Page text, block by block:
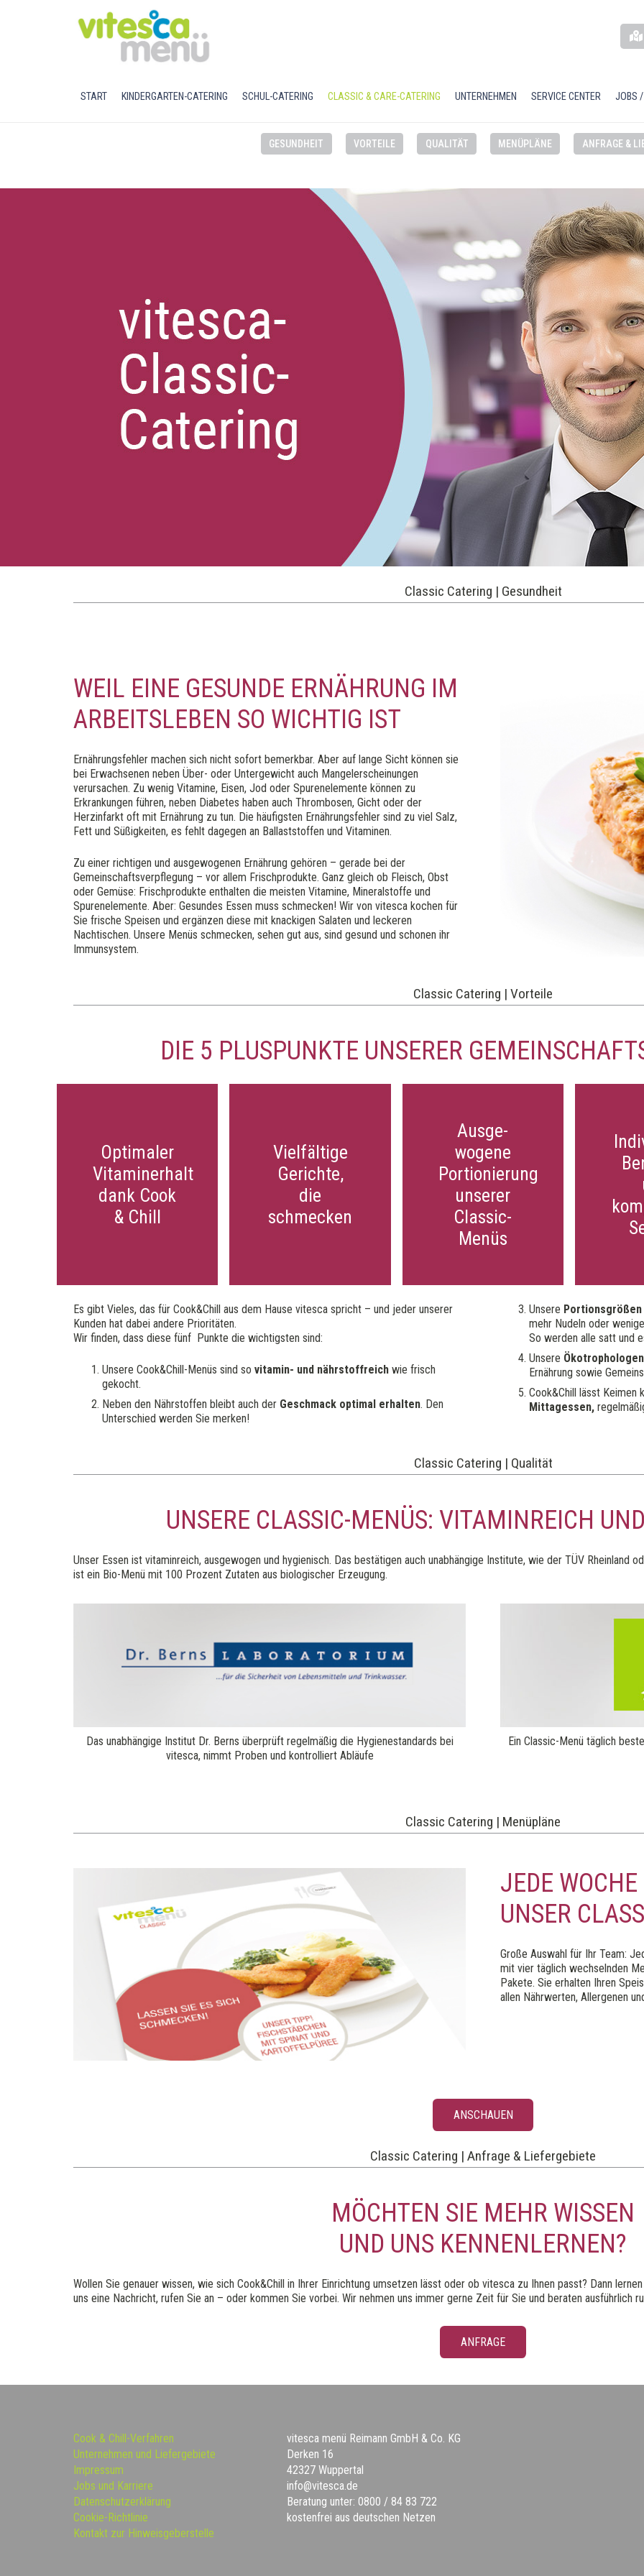
START KINDERGARTEN-CATERING SCHUL-CATERING CLASSIC & CARE-CATERING UNTERNEHMEN SERVICE CENTER JOBS /
GESUNDHEIT VORTEILE QUALITÄT MENÜPLÄNE ANFRAGE &
Classic Catering | Gesundheit
WEIL EINE GESUNDE ERNÄHRUNG IM
ARBEITSLEBEN SO WICHTIG IST
Ernährungsfehler machen sich nicht sofort bemerkbar. Aber auf lange Sicht können sie
bei Erwachsenen neben Über- oder Untergewicht auch Mangelerscheinungen
verursachen. Zu wenig Vitamine, Eisen, Jod oder Spurenelemente können zu
Erkrankungen führen, neben Diabetes haben auch Thrombosen, Gicht oder der
Herzinfarkt oft mit Ernährung zu tun. Die häufigsten Ernährungsfehler sind zu viel Salz,
Fett und Süßigkeiten, es fehlt dagegen an Ballaststoffen und Vitaminen.
Zu einer richtigen und ausgewogenen Ernährung gehören – gerade bei der
Gemeinschaftsverpflegung – vor allem Frischprodukte. Ganz gleich ob Fleisch, Obst
oder Gemüse: Frischprodukte enthalten die meisten Vitamine, Mineralstoffe und
Spurenelemente. Aber: Gesundes Essen muss schmecken! Wir von vitesca kochen für
Sie frische Speisen und ergänzen diese mit knackigen Salaten und leckeren
Nachtischen. Unsere Menüs schmecken, sehen gut aus, sind gesund und schonen ihr
Immunsystem.
Classic Catering | Vorteile
DIE 5 PLUSPUNKTE UNSERER
Optimaler
Vitaminerhalt
dank Cook
& Chill
Optimaler
Vitaminerhalt
dank Cook
& Chill
Vielfältige
Gerichte,
die
schmecken
Vielfältige
Gerichte,
die
schmecken
Ausge­
wogene
Portionierung
unserer
Classic-
Menüs
Ausge­
wogene
Portionierung
unserer
Classic-
Menüs
Es gibt Vieles, das für Cook&Chill aus dem Hause vitesca spricht – und jeder unserer
Kunden hat dabei andere Prioritäten.
Wir finden, dass diese fünf Punkte die wichtigsten sind:
Unsere Cook&Chill-Menüs sind so vitamin- und nährstoffreich wie frisch
gekocht.
Neben den Nährstoffen bleibt auch der Geschmack optimal erhalten. Den
Unterschied werden Sie merken!
Unsere Portionsgrößen
mehr Nudeln oder
So werden alle satt und
Unsere
Ernährung sowie
Cook&Chill lässt Keimen
Mittagessen,
Classic Catering | Qualität
UNSERE CLASSIC-MENÜS: VITAMINREICH
Unser Essen ist vitaminreich, ausgewogen und hygienisch. Das bestätigen auch unabhängige Institute, wie der TÜV Rheinland
ist ein Bio-Menü mit 100 Prozent Zutaten aus biologischer Erzeugung.
Das unabhängige Institut Dr. Berns überprüft regelmäßig die Hygienestandards bei
vitesca, nimmt Proben und kontrolliert Abläufe
Ein Classic-Menü täglich
Classic Catering | Menüpläne
JEDE WOCHE
UNSER
Große Auswahl für Ihr Team:
mit vier täglich wechselnden
Pakete. Sie erhalten Ihren
allen Nährwerten, Allergenen
ANSCHAUEN
Classic Catering | Anfrage & Liefergebiete
MÖCHTEN SIE MEHR WISSEN
UND UNS KENNENLERNEN?
Wollen Sie genauer wissen, wie sich Cook&Chill in Ihrer Einrichtung umsetzen lässt oder ob vitesca zu Ihnen passt? Dann
uns eine Nachricht, rufen Sie an – oder kommen Sie vorbei. Wir nehmen uns immer gerne Zeit für Sie und beraten ausführlich
ANFRAGE
Cook & Chill-Verfahren
Unternehmen und Liefergebiete
Impressum
Jobs und Karriere
Datenschutzerklärung
Cookie-Richtlinie
Kontakt zur Hinweisgeberstelle
vitesca menü Reimann GmbH & Co. KG
Derken 16
42327 Wuppertal
info@vitesca.de
Beratung unter: 0800 / 84 83 722
kostenfrei aus deutschen Netzen